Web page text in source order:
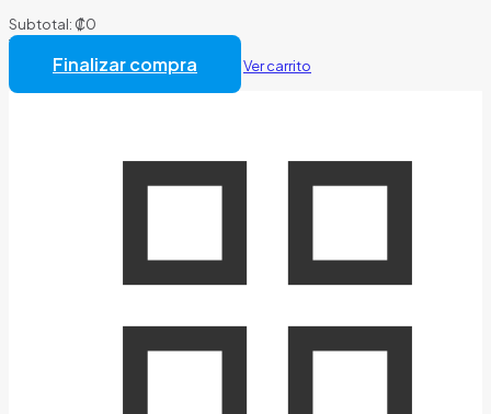
Subtotal: ₡0
Total:
Finalizar compra Ver carrito